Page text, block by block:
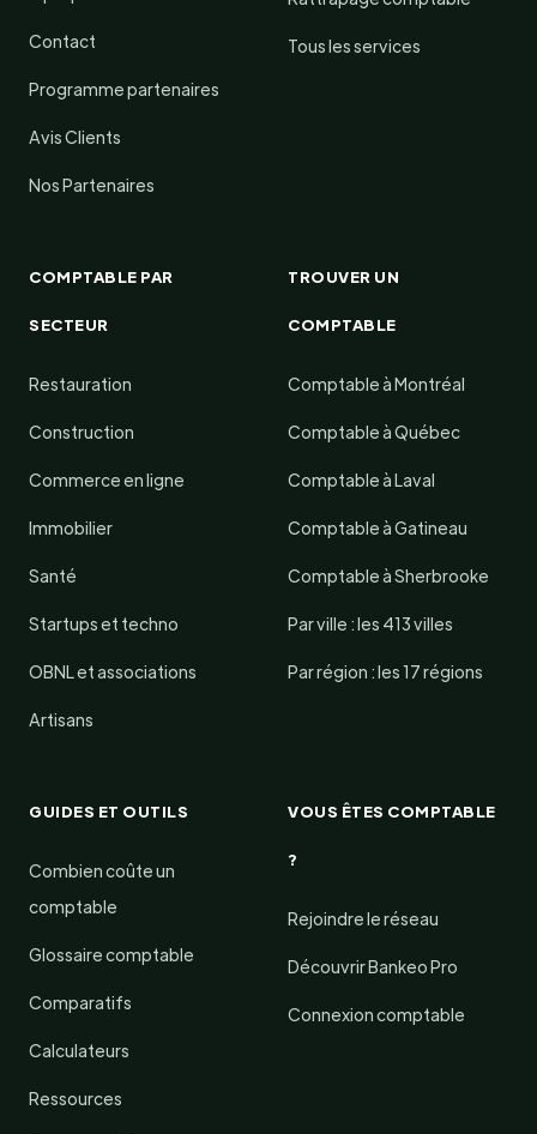
Contact
Programme partenaires
Avis Clients
Nos Partenaires
Tous les services
COMPTABLE PAR
SECTEUR
Restauration
Construction
Commerce en ligne
Immobilier
Santé
Startups et techno
OBNL et associations
Artisans
TROUVER UN
COMPTABLE
Comptable à Montréal
Comptable à Québec
Comptable à Laval
Comptable à Gatineau
Comptable à Sherbrooke
Par ville : les 413 villes
Par région : les 17 régions
GUIDES ET OUTILS
Combien coûte un
comptable
Glossaire comptable
Comparatifs
Calculateurs
Ressources
VOUS ÊTES COMPTABLE
?
Rejoindre le réseau
Découvrir Bankeo Pro
Connexion comptable